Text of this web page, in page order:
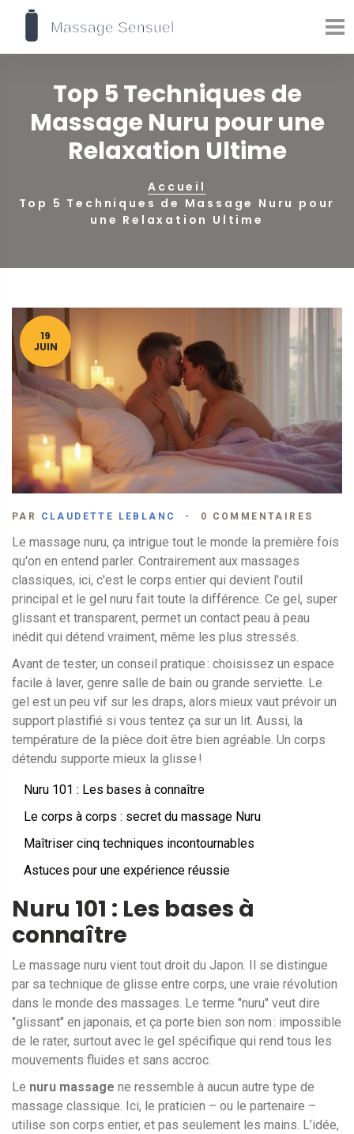
Top 5 Techniques de
Massage Nuru pour une
Relaxation Ultime
Accueil
Top 5 Techniques de Massage Nuru pour
une Relaxation Ultime
19
JUIN
PAR CLAUDETTE LEBLANC 0 COMMENTAIRES
Le massage nuru, ça intrigue tout le monde la première fois
qu'on en entend parler. Contrairement aux massages
classiques, ici, c'est le corps entier qui devient l'outil
principal et le gel nuru fait toute la différence. Ce gel, super
glissant et transparent, permet un contact peau à peau
inédit qui détend vraiment, même les plus stressés.
Avant de tester, un conseil pratique : choisissez un espace
facile à laver, genre salle de bain ou grande serviette. Le
gel est un peu vif sur les draps, alors mieux vaut prévoir un
support plastifié si vous tentez ça sur un lit. Aussi, la
température de la pièce doit être bien agréable. Un corps
détendu supporte mieux la glisse !
Nuru 101 : Les bases à connaître
Le corps à corps : secret du massage Nuru
Maîtriser cinq techniques incontournables
Astuces pour une expérience réussie
Nuru 101 : Les bases à
connaître
Le massage nuru vient tout droit du Japon. Il se distingue
par sa technique de glisse entre corps, une vraie révolution
dans le monde des massages. Le terme "nuru" veut dire
"glissant" en japonais, et ça porte bien son nom : impossible
de le rater, surtout avec le gel spécifique qui rend tous les
mouvements fluides et sans accroc.
Le nuru massage ne ressemble à aucun autre type de
massage classique. Ici, le praticien – ou le partenaire –
utilise son corps entier, et pas seulement les mains. L’idée,